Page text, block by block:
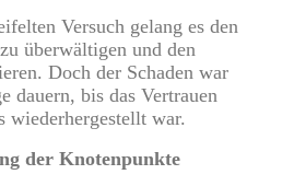
Versuch gelang es den
überwältigen und den
Doch der Schaden war
dauern, bis das Vertrauen
wiederhergestellt war.
der Knotenpunkte